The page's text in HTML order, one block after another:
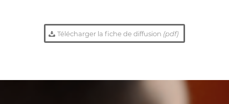
Télécharger la fiche de diffusion (pdf)